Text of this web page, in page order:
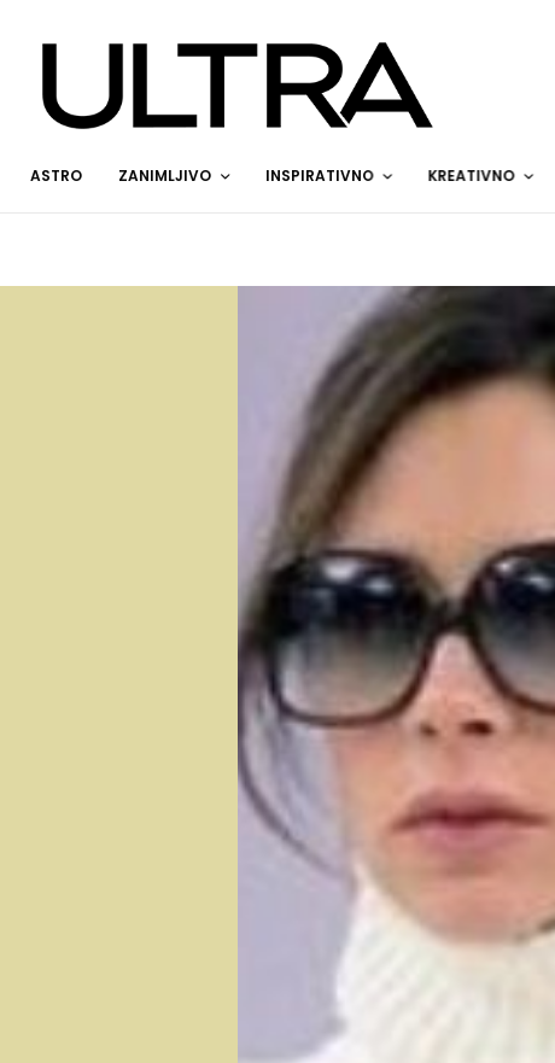
ASTRO ZANIMLJIVO INSPIRATIVNO KREATIVNO